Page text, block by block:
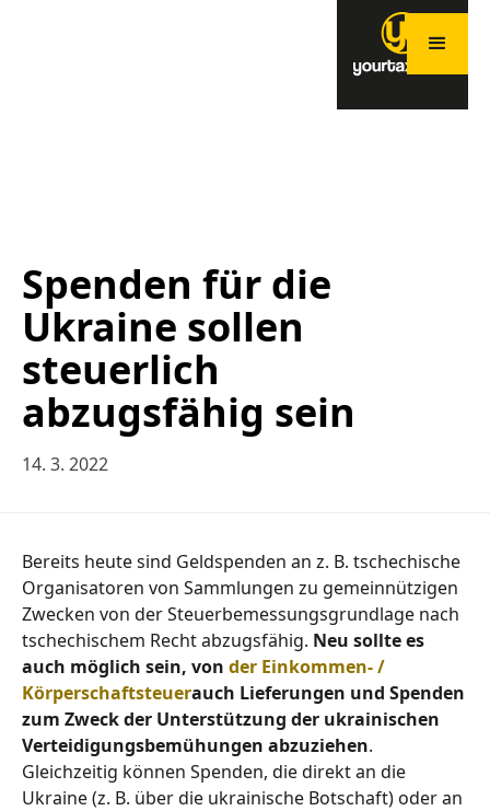
Spenden für die
Ukraine sollen
steuerlich
abzugsfähig sein
14. 3. 2022
Bereits heute sind Geldspenden an z. B. tschechische
Organisatoren von Sammlungen zu gemeinnützigen
Zwecken von der Steuerbemessungsgrundlage nach
tschechischem Recht abzugsfähig. Neu sollte es
auch möglich sein, von der Einkommen- /
Körperschaftsteuerauch Lieferungen und Spenden
zum Zweck der Unterstützung der ukrainischen
Verteidigungsbemühungen abzuziehen.
Gleichzeitig können Spenden, die direkt an die
Ukraine (z. B. über die ukrainische Botschaft) oder an